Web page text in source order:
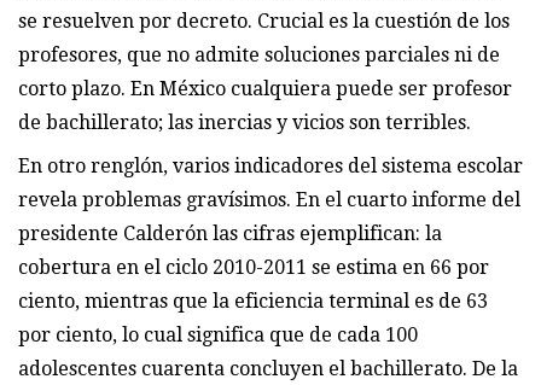
se resuelven por decreto. Crucial es la cuestión de los
profesores, que no admite soluciones parciales ni de
corto plazo. En México cualquiera puede ser profesor
de bachillerato; las inercias y vicios son terribles.
En otro renglón, varios indicadores del sistema escolar
revela problemas gravísimos. En el cuarto informe del
presidente Calderón las cifras ejemplifican: la
cobertura en el ciclo 2010-2011 se estima en 66 por
ciento, mientras que la eficiencia terminal es de 63
por ciento, lo cual significa que de cada 100
adolescentes cuarenta concluyen el bachillerato. De la